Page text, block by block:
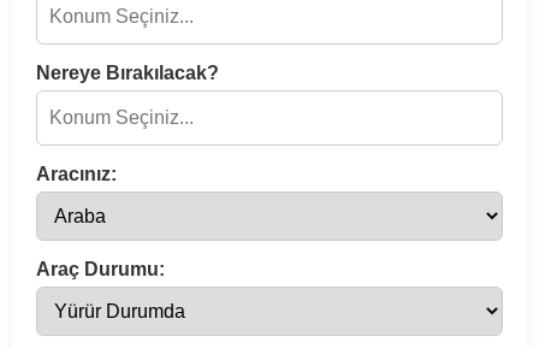
Nereye Bırakılacak?
Aracınız:
Araç Durumu: